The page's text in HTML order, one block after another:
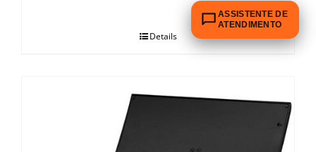
Details
ASSISTENTE DE
ATENDIMENTO